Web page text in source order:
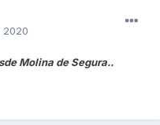
2020
Molina de Segura..